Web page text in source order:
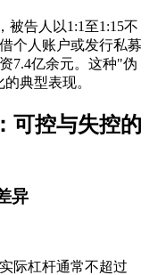
被告人以1:1至1:15不
个人账户或发行私募
7.4亿余元。这种"伪
典型表现。
可控与失控的
异
实际杠杆通常不超过